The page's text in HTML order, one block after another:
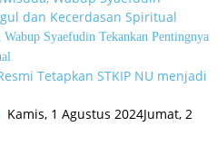
Syaefudin Tekankan Pentingnya
Kamis, 1 Agustus 2024Jumat, 2